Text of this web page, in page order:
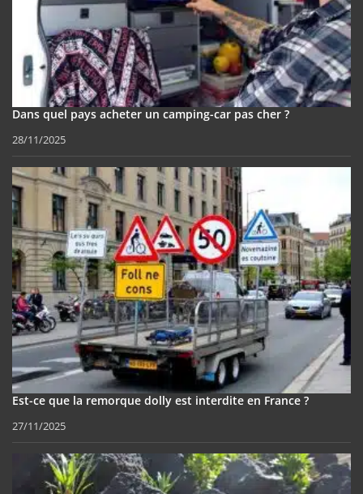
Dans quel pays acheter un camping-car pas cher ?
28/11/2025
Est-ce que la remorque dolly est interdite en France ?
27/11/2025